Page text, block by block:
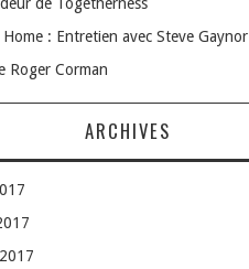
: Entretien avec Steve Gaynor
Roger Corman
ARCHIVES